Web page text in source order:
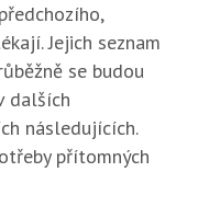
Jejich seznam
se budou
dalších
následujících.
přítomných